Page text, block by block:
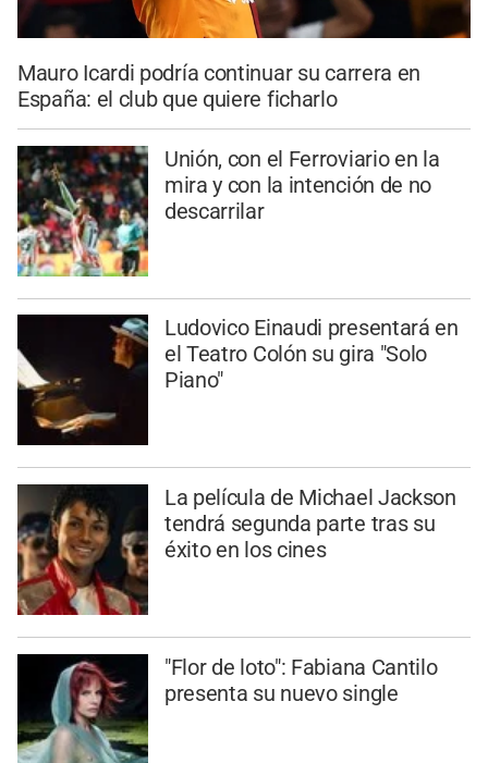
Mauro Icardi podría continuar su carrera en
España: el club que quiere ficharlo
Unión, con el Ferroviario en la
mira y con la intención de no
descarrilar
Ludovico Einaudi presentará en
el Teatro Colón su gira "Solo
Piano"
La película de Michael Jackson
tendrá segunda parte tras su
éxito en los cines
"Flor de loto": Fabiana Cantilo
presenta su nuevo single